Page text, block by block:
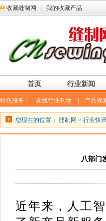
收藏缝制网 我的收藏产品
首页 行业新闻
特色服务： 在线行业刊物 产品视
您现在的位置： 缝制网 > 行业快
八部门
近年来，人工